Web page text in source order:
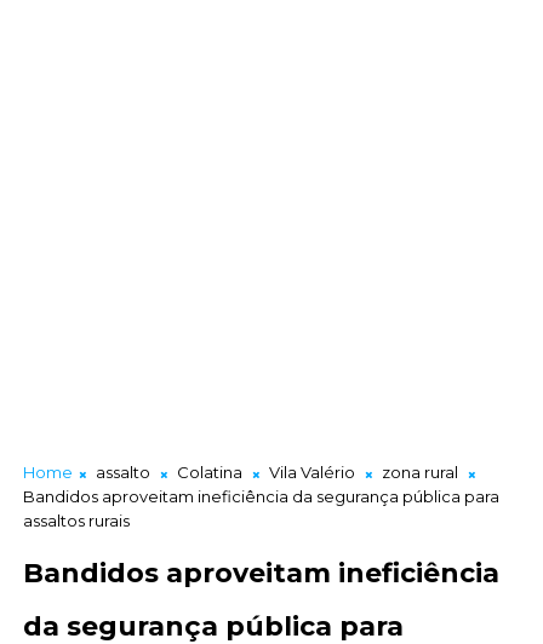
Home assalto Colatina Vila Valério
zona rural
Bandidos aproveitam ineficiência da segurança pública para
assaltos rurais
Bandidos aproveitam ineficiência
da segurança pública para